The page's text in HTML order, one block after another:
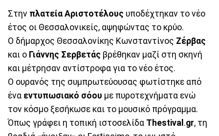
Στην πλατεία Αριστοτέλους υποδέχτηκαν το νέο
έτος οι Θεσσαλονικείς, αψηφώντας το κρύο.
Ο δήμαρχος Θεσσαλονίκης Κωνσταντίνος Ζέρβας
και ο Γιάννης Σερβετάς βρέθηκαν μαζί στη σκηνή
και μέτρησαν αντίστροφα για το νέο έτος.
Ο ουρανός της συμπρωτεύουσας φωτίστηκε από
ένα εντυπωσιακό σόου με πυροτεχνήματα ενώ
τον κόσμο ξεσήκωσε και το μουσικό πρόγραμμα.
Όπως γράφει η τοπική ιστοσελίδα Thestival .gr, τη